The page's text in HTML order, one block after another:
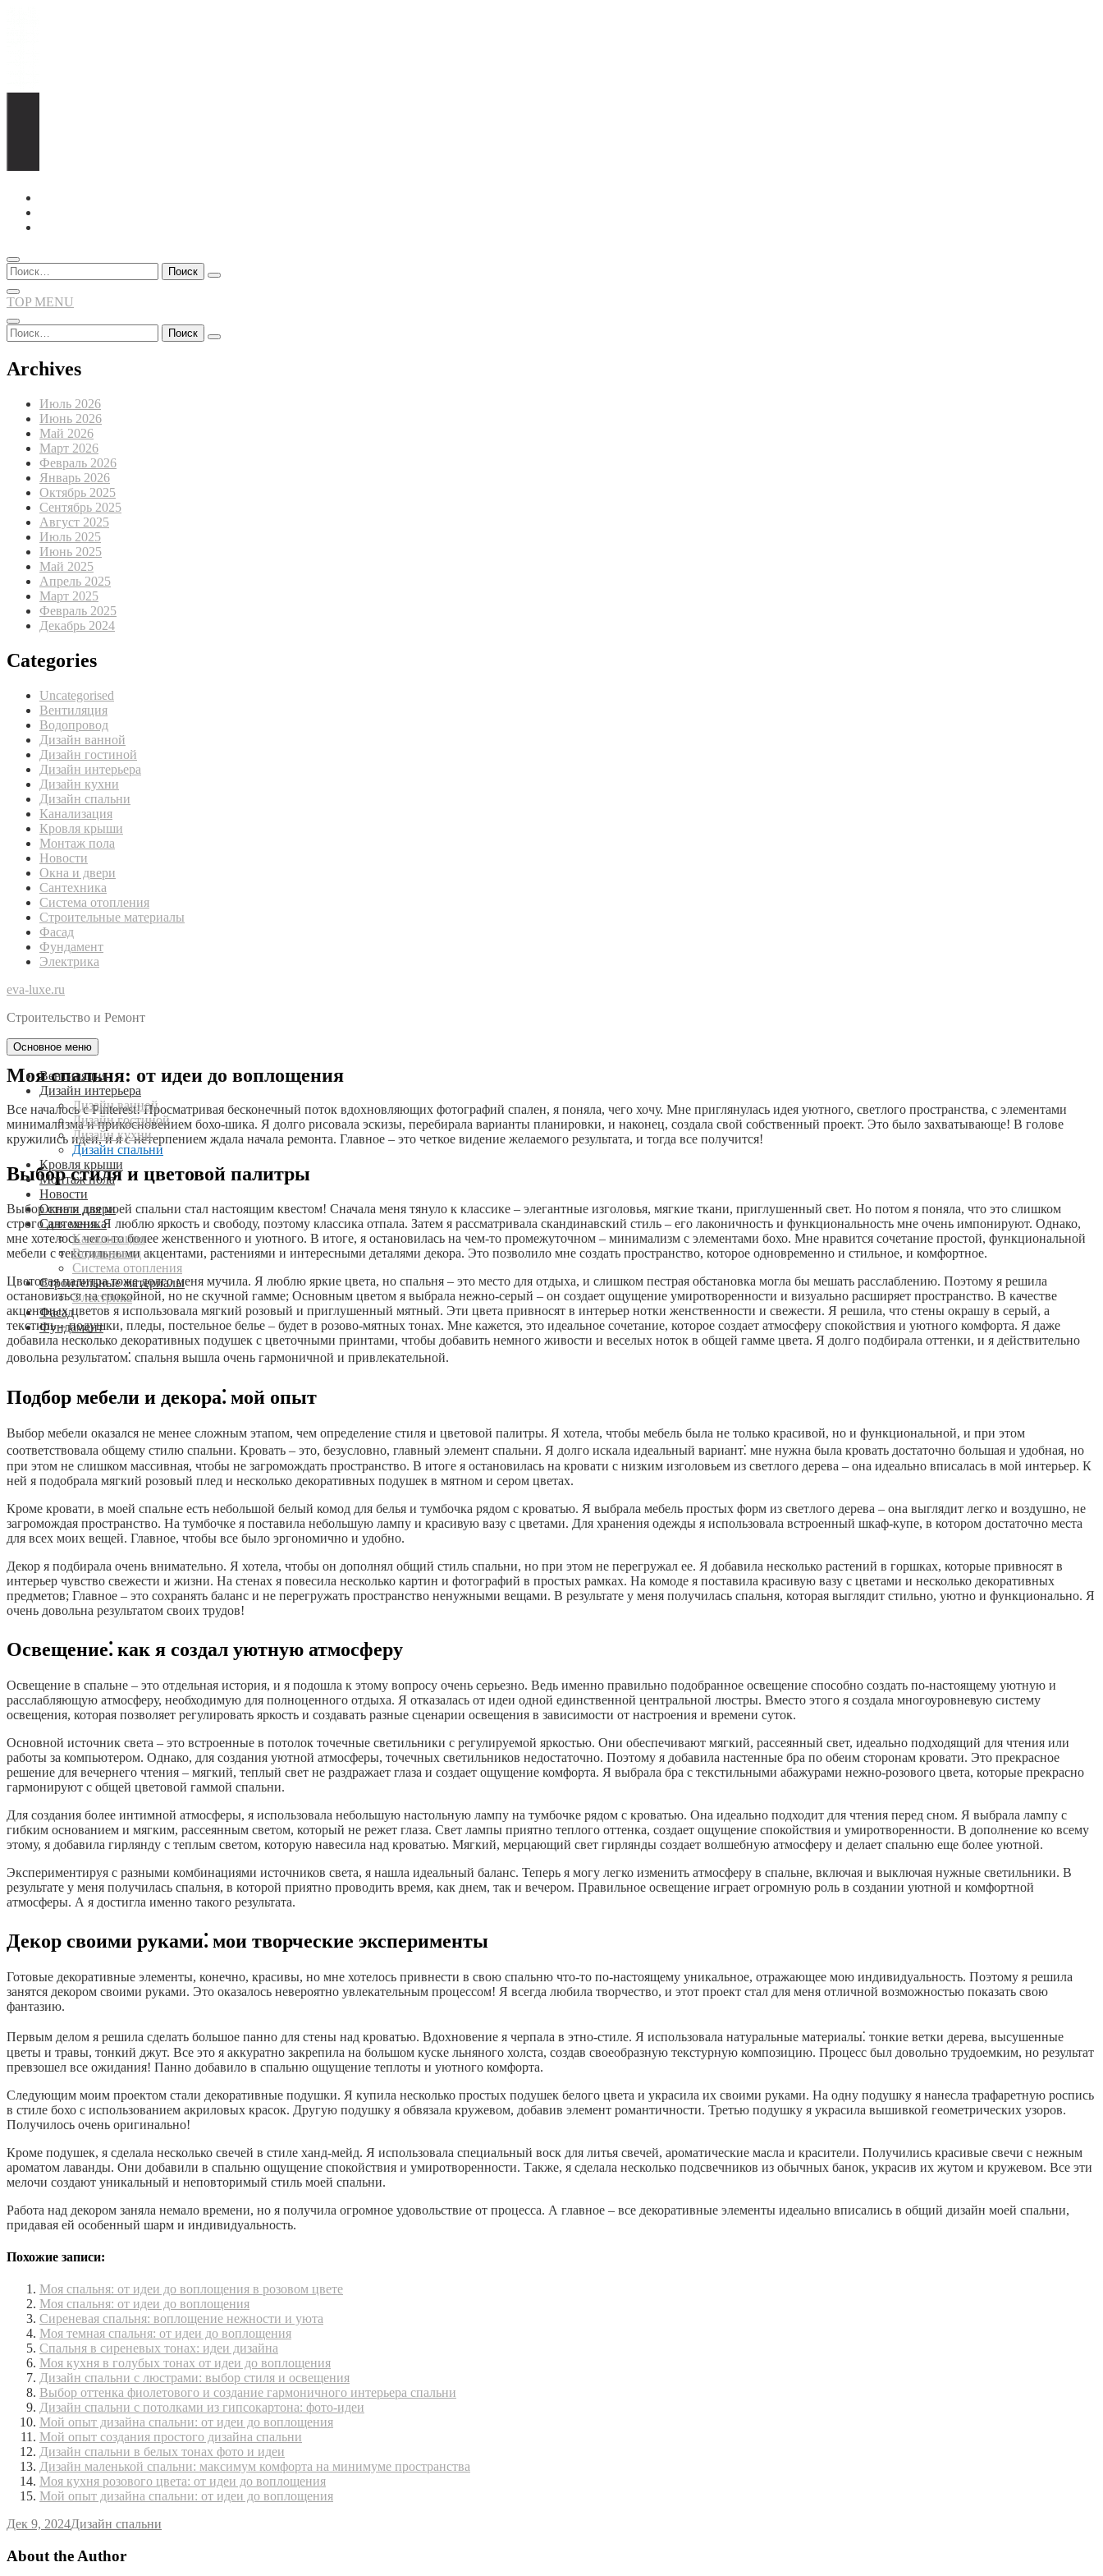
Перейти
содержимому
Найти:
TOP MENU
Найти:
Archives
Июль 2026
Июнь 2026
Май 2026
Март 2026
Февраль 2026
Январь 2026
Октябрь 2025
Сентябрь 2025
Август 2025
Июль 2025
Июнь 2025
Май 2025
Апрель 2025
Март 2025
Февраль 2025
Декабрь 2024
Categories
Uncategorised
Вентиляция
Водопровод
Дизайн ванной
Дизайн гостиной
Дизайн интерьера
Дизайн кухни
Дизайн спальни
Канализация
Кровля крыши
Монтаж пола
Новости
Окна и двери
Сантехника
Система отопления
Строительные материалы
Фасад
Фундамент
Электрика
eva-luxe.ru
Строительство и Ремонт
Основное меню
Вентиляция
Дизайн интерьера
Дизайн ванной
Дизайн гостиной
Дизайн кухни
Дизайн спальни
Кровля крыши
Монтаж пола
Новости
Окна и двери
Сантехника
Канализация
Водопровод
Система отопления
Строительные материалы
Электрика
Фасад
Фундамент
Моя спальня: от идеи до воплощения
Все началось с Pinterest! Просматривая бесконечный поток вдохновляющих фотографий спален, я поняла, чего хочу. Мне приглянулась идея уютного, светлого пространства, с элементами
минимализма и прикосновением бохо-шика. Я долго рисовала эскизы, перебирала варианты планировки, и наконец, создала свой собственный проект. Это было захватывающе! В голове
кружились идеи, и я с нетерпением ждала начала ремонта. Главное – это четкое видение желаемого результата, и тогда все получится!
Выбор стиля и цветовой палитры
Выбор стиля для моей спальни стал настоящим квестом! Сначала меня тянуло к классике – элегантные изголовья, мягкие ткани, приглушенный свет. Но потом я поняла, что это слишком
строго для меня. Я люблю яркость и свободу, поэтому классика отпала. Затем я рассматривала скандинавский стиль – его лаконичность и функциональность мне очень импонируют. Однако,
мне хотелось чего-то более женственного и уютного. В итоге, я остановилась на чем-то промежуточном – минимализм с элементами бохо. Мне нравится сочетание простой, функциональной
мебели с текстильными акцентами, растениями и интересными деталями декора. Это позволило мне создать пространство, которое одновременно и стильное, и комфортное.
Цветовая палитра тоже долго меня мучила. Я люблю яркие цвета, но спальня – это место для отдыха, и слишком пестрая обстановка могла бы мешать расслаблению. Поэтому я решила
остановиться на спокойной, но не скучной гамме; Основным цветом я выбрала нежно-серый – он создает ощущение умиротворенности и визуально расширяет пространство. В качестве
акцентных цветов я использовала мягкий розовый и приглушенный мятный. Эти цвета привносят в интерьер нотки женственности и свежести. Я решила, что стены окрашу в серый, а
текстиль – подушки, пледы, постельное белье – будет в розово-мятных тонах. Мне кажется, это идеальное сочетание, которое создает атмосферу спокойствия и уютного комфорта. Я даже
добавила несколько декоративных подушек с цветочными принтами, чтобы добавить немного живости и веселых ноток в общей гамме цвета. Я долго подбирала оттенки, и я действительно
довольна результатом⁚ спальня вышла очень гармоничной и привлекательной.
Подбор мебели и декора⁚ мой опыт
Выбор мебели оказался не менее сложным этапом, чем определение стиля и цветовой палитры. Я хотела, чтобы мебель была не только красивой, но и функциональной, и при этом
соответствовала общему стилю спальни. Кровать – это, безусловно, главный элемент спальни. Я долго искала идеальный вариант⁚ мне нужна была кровать достаточно большая и удобная, но
при этом не слишком массивная, чтобы не загромождать пространство. В итоге я остановилась на кровати с низким изголовьем из светлого дерева – она идеально вписалась в мой интерьер. К
ней я подобрала мягкий розовый плед и несколько декоративных подушек в мятном и сером цветах.
Кроме кровати, в моей спальне есть небольшой белый комод для белья и тумбочка рядом с кроватью. Я выбрала мебель простых форм из светлого дерева – она выглядит легко и воздушно, не
загромождая пространство. На тумбочке я поставила небольшую лампу и красивую вазу с цветами. Для хранения одежды я использовала встроенный шкаф-купе, в котором достаточно места
для всех моих вещей. Главное, чтобы все было эргономично и удобно.
Декор я подбирала очень внимательно. Я хотела, чтобы он дополнял общий стиль спальни, но при этом не перегружал ее. Я добавила несколько растений в горшках, которые привносят в
интерьер чувство свежести и жизни. На стенах я повесила несколько картин и фотографий в простых рамках. На комоде я поставила красивую вазу с цветами и несколько декоративных
предметов; Главное – это сохранять баланс и не перегружать пространство ненужными вещами. В результате у меня получилась спальня, которая выглядит стильно, уютно и функционально. Я
очень довольна результатом своих трудов!
Освещение⁚ как я создал уютную атмосферу
Освещение в спальне – это отдельная история, и я подошла к этому вопросу очень серьезно. Ведь именно правильно подобранное освещение способно создать по-настоящему уютную и
расслабляющую атмосферу, необходимую для полноценного отдыха. Я отказалась от идеи одной единственной центральной люстры. Вместо этого я создала многоуровневую систему
освещения, которая позволяет регулировать яркость и создавать разные сценарии освещения в зависимости от настроения и времени суток.
Основной источник света – это встроенные в потолок точечные светильники с регулируемой яркостью. Они обеспечивают мягкий, рассеянный свет, идеально подходящий для чтения или
работы за компьютером. Однако, для создания уютной атмосферы, точечных светильников недостаточно. Поэтому я добавила настенные бра по обеим сторонам кровати. Это прекрасное
решение для вечернего чтения – мягкий, теплый свет не раздражает глаза и создает ощущение комфорта. Я выбрала бра с текстильными абажурами нежно-розового цвета, которые прекрасно
гармонируют с общей цветовой гаммой спальни.
Для создания более интимной атмосферы, я использовала небольшую настольную лампу на тумбочке рядом с кроватью. Она идеально подходит для чтения перед сном. Я выбрала лампу с
гибким основанием и мягким, рассеянным светом, который не режет глаза. Свет лампы приятно теплого оттенка, создает ощущение спокойствия и умиротворенности. В дополнение ко всему
этому, я добавила гирлянду с теплым светом, которую навесила над кроватью. Мягкий, мерцающий свет гирлянды создает волшебную атмосферу и делает спальню еще более уютной.
Экспериментируя с разными комбинациями источников света, я нашла идеальный баланс. Теперь я могу легко изменить атмосферу в спальне, включая и выключая нужные светильники. В
результате у меня получилась спальня, в которой приятно проводить время, как днем, так и вечером. Правильное освещение играет огромную роль в создании уютной и комфортной
атмосферы. А я достигла именно такого результата.
Декор своими руками⁚ мои творческие эксперименты
Готовые декоративные элементы, конечно, красивы, но мне хотелось привнести в свою спальню что-то по-настоящему уникальное, отражающее мою индивидуальность. Поэтому я решила
занятся декором своими руками. Это оказалось невероятно увлекательным процессом! Я всегда любила творчество, и этот проект стал для меня отличной возможностью показать свою
фантазию.
Первым делом я решила сделать большое панно для стены над кроватью. Вдохновение я черпала в этно-стиле. Я использовала натуральные материалы⁚ тонкие ветки дерева, высушенные
цветы и травы, тонкий джут. Все это я аккуратно закрепила на большом куске льняного холста, создав своеобразную текстурную композицию. Процесс был довольно трудоемким, но результат
превзошел все ожидания! Панно добавило в спальню ощущение теплоты и уютного комфорта.
Следующим моим проектом стали декоративные подушки. Я купила несколько простых подушек белого цвета и украсила их своими руками. На одну подушку я нанесла трафаретную роспись
в стиле бохо с использованием акриловых красок. Другую подушку я обвязала кружевом, добавив элемент романтичности. Третью подушку я украсила вышивкой геометрических узоров.
Получилось очень оригинально!
Кроме подушек, я сделала несколько свечей в стиле ханд-мейд. Я использовала специальный воск для литья свечей, ароматические масла и красители. Получились красивые свечи с нежным
ароматом лаванды. Они добавили в спальню ощущение спокойствия и умиротворенности. Также, я сделала несколько подсвечников из обычных банок, украсив их жутом и кружевом. Все эти
мелочи создают уникальный и неповторимый стиль моей спальни.
Работа над декором заняла немало времени, но я получила огромное удовольствие от процесса. А главное – все декоративные элементы идеально вписались в общий дизайн моей спальни,
придавая ей особенный шарм и индивидуальность.
Похожие записи:
Моя спальня: от идеи до воплощения в розовом цвете
Моя спальня: от идеи до воплощения
Сиреневая спальня: воплощение нежности и уюта
Моя темная спальня: от идеи до воплощения
Спальня в сиреневых тонах: идеи дизайна
Моя кухня в голубых тонах от идеи до воплощения
Дизайн спальни с люстрами: выбор стиля и освещения
Выбор оттенка фиолетового и создание гармоничного интерьера спальни
Дизайн спальни с потолками из гипсокартона: фото-идеи
Мой опыт дизайна спальни: от идеи до воплощения
Мой опыт создания простого дизайна спальни
Дизайн спальни в белых тонах фото и идеи
Дизайн маленькой спальни: максимум комфорта на минимуме пространства
Моя кухня розового цвета: от идеи до воплощения
Мой опыт дизайна спальни: от идеи до воплощения
Дек 9, 2024Дизайн спальни
About the Author